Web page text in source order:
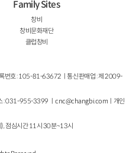
Family Sites
창비
창비문화재단
클럽창비
번호 : 105-81-63672ㅣ통신판매업 : 제 2009-
: 031-955-3399 ㅣcnc@changbi.com ㅣ개인
점심시간 11시 30분~13시